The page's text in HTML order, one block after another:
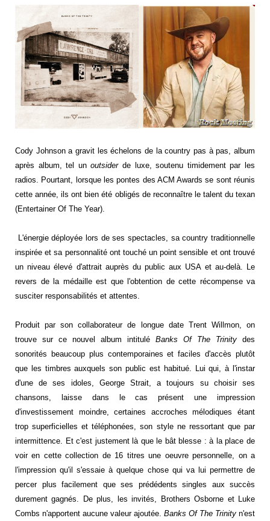
Cody Johnson a gravit les échelons de la country pas à pas, album
après album, tel unoutsiderde luxe, soutenu timidement par les
radios. Pourtant, lorsque les pontes des ACM Awards se sont réunis
cette année, ils ont bien été obligés de reconnaître le talent du texan
(Entertainer Of The Year).
L'énergie déployée lors de ses spectacles, sa country traditionnelle
inspirée et sa personnalité ont touché un point sensible et ont trouvé
un niveau élevé d'attrait auprès du public aux USA et au-delà. Le
revers de la médaille est que l'obtention de cette récompense va
susciter responsabilités et attentes.
Produit par son collaborateur de longue date Trent Willmon, on
trouve sur ce nouvel album intitulé Banks Of The Trinity des
sonorités beaucoup plus contemporaines et faciles d'accès plutôt
que les timbres auxquels son public est habitué. Lui qui, à l'instar
d'une de ses idoles, George Strait, a toujours su choisir ses
chansons, laisse dans le cas présent une impression
d'investissement moindre, certaines accroches mélodiques étant
trop superficielles et téléphonées, son style ne ressortant que par
intermittence. Et c'est justement là que le bât blesse : à la place de
voir en cette collection de 16 titres une oeuvre personnelle, on a
l'impression qu'il s'essaie à quelque chose qui va lui permettre de
percer plus facilement que ses prédédents singles aux succès
durement gagnés. De plus, les invités, Brothers Osborne et Luke
Combs n'apportent aucune valeur ajoutée. Banks Of The Trinity n'est